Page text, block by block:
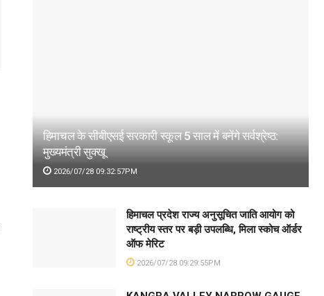
हिमाचल के सीबीएसई सरकारी स्कूल 5 साल में बनेंगे सर्वश्रेष्ठ:
मुख्यमंत्री सुक्खू
2026/07/28 09:32:57PM
हिमाचल प्रदेश राज्य अनुसूचित जाति आयोग को
राष्ट्रीय स्तर पर बड़ी उपलब्धि, मिला स्कोच ऑर्डर
ऑफ मेरिट
2026/07/28 09:29:55PM